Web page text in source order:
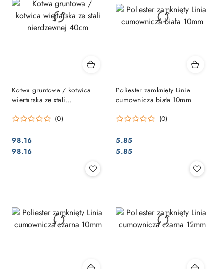
Kotwa gruntowa / kotwica
wiertarska ze stali
(0)
Cena:
98.16
Cena:
98.16
Poliester zamknięty Linia
cumownicza biała 10mm
(0)
Cena:
5.85
Cena:
5.85